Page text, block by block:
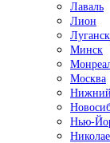
Лаваль
Лион
Луганск
Минск
Москва
Нью-